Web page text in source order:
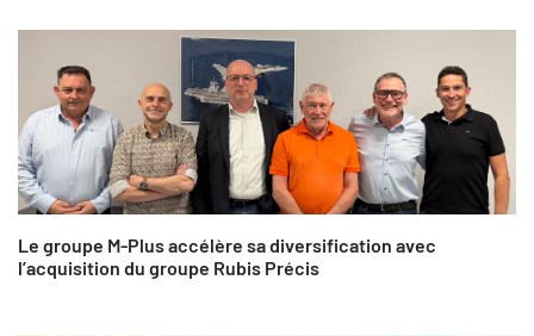
Le groupe M-Plus accélère sa diversification avec
l’acquisition du groupe Rubis Précis